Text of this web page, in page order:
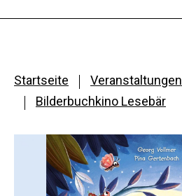
Startseite
Veranstaltungen
Bilderbuchkino Lesebär